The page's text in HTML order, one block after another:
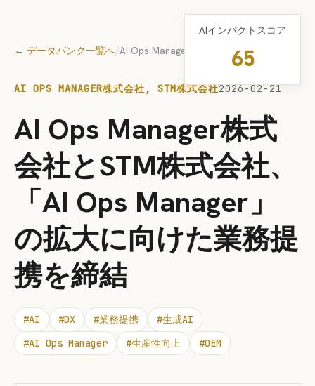
← データバンク一覧へ/AI Ops Manager株式会社, STM株式会社
AI OPS MANAGER株式会社, STM株式会社2026-02-21
AI Ops Manager株式
会社とSTM株式会社、
「AI Ops Manager」
の拡大に向けた業務提
携を締結
#AI #DX #業務提携 #生成AI
#AI Ops Manager #生産性向上 #OEM
AIインパクトスコア
65